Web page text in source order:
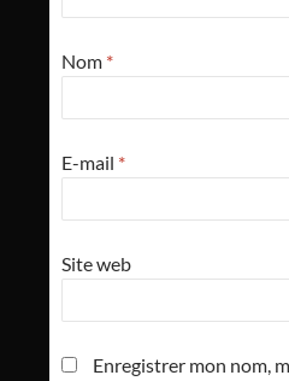
Nom *
E-mail *
Site web
Enregistrer mon nom,